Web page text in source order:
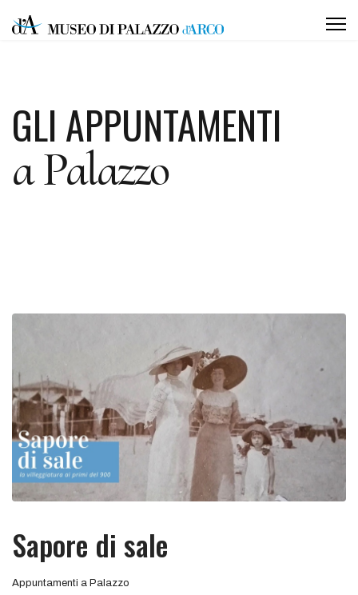
GLI APPUNTAMENTI
a Palazzo
Sapore di sale
Appuntamenti a Palazzo